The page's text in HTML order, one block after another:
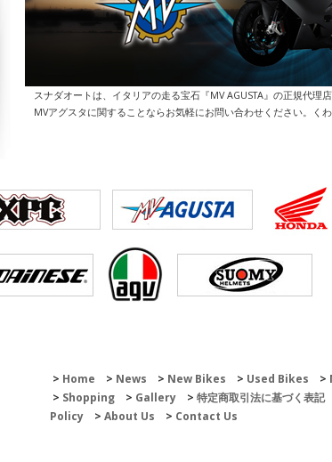
スナダオートは、イタリアの走る宝石『MV AGUSTA』の正規代理店
MVアグスタに関することならお気軽にお問い合わせください。くわ
Home News New Bikes Used Bikes
Shopping
Gallery 特定商取引法に基づく表記
Policy
About Us Contact Us